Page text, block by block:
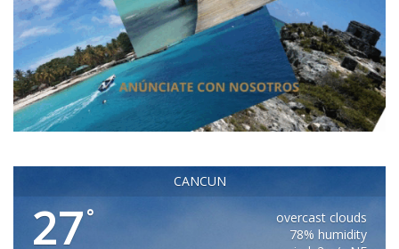
CANCUN
27°
overcast clouds
78% humidity